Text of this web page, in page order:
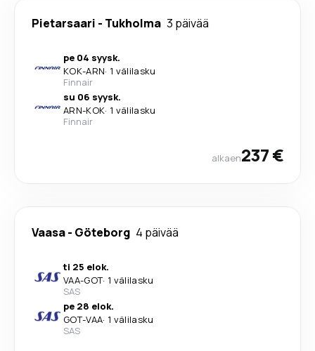
Pietarsaari - Tukholma 3 päivää
pe 04 syysk.
KOK-ARN· 1 välilasku
Finnair
su 06 syysk.
ARN-KOK· 1 välilasku
Finnair
alkaen237 €
Vaasa- Göteborg 4 päivää
ti 25 elok.
VAA-GOT· 1 välilasku
SAS
pe 28 elok.
GOT-VAA· 1 välilasku
SAS